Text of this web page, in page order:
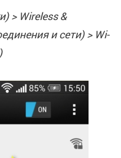
> Wireless &
и сети) > Wi-